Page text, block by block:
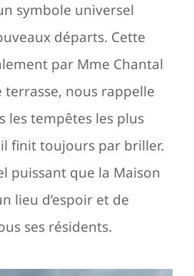
symbole universel
départs. Cette
par Mme Chantal
nous rappelle
les tempêtes les plus
finit toujours par briller.
puissant que la Maison
lieu d’espoir et de
ses résidents.